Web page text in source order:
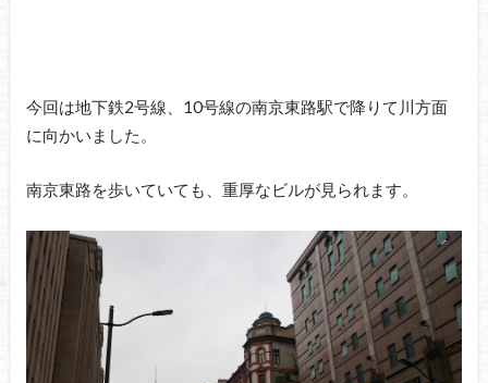
今回は地下鉄2号線、10号線の南京東路駅で降りて川方面
に向かいました。
南京東路を歩いていても、重厚なビルが見られます。